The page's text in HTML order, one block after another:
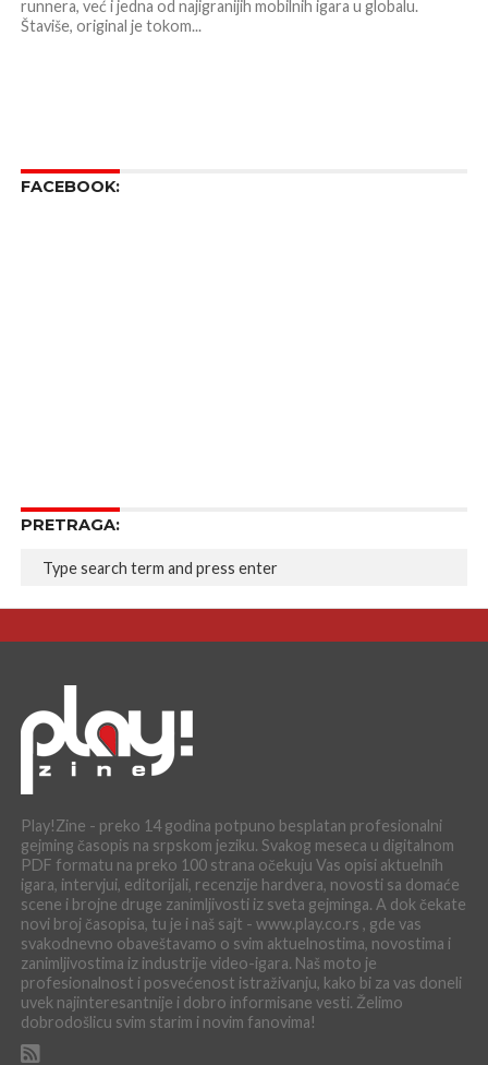
runnera, već i jedna od najigranijih mobilnih igara u globalu.
Štaviše, original je tokom...
FACEBOOK:
PRETRAGA:
Play!Zine - preko 14 godina potpuno besplatan profesionalni
gejming časopis na srpskom jeziku. Svakog meseca u digitalnom
PDF formatu na preko 100 strana očekuju Vas opisi aktuelnih
igara, intervjui, editorijali, recenzije hardvera, novosti sa domaće
scene i brojne druge zanimljivosti iz sveta gejminga. A dok čekate
novi broj časopisa, tu je i naš sajt - www.play.co.rs , gde vas
svakodnevno obaveštavamo o svim aktuelnostima, novostima i
zanimljivostima iz industrije video-igara. Naš moto je
profesionalnost i posvećenost istraživanju, kako bi za vas doneli
uvek najinteresantnije i dobro informisane vesti. Želimo
dobrodošlicu svim starim i novim fanovima!